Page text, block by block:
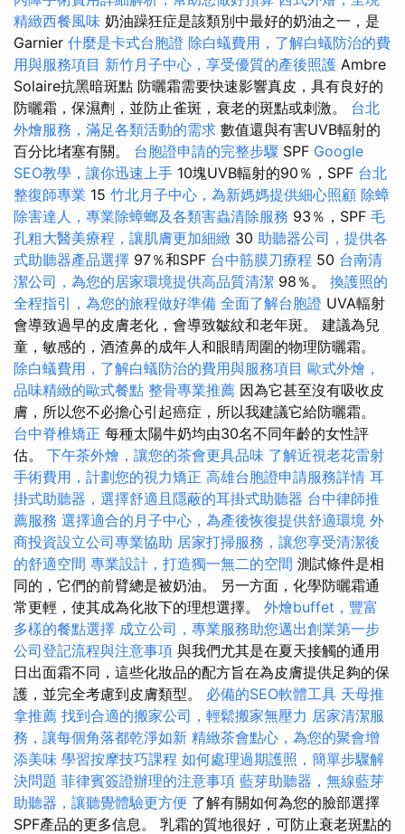
精緻西餐風味 奶油躁狂症是該類別中最好的奶油之一，是
Garnier 什麼是卡式台胞證 除白蟻費用，了解白蟻防治的費
用與服務項目 新竹月子中心，享受優質的產後照護 Ambre
Solaire抗黑暗斑點 防曬霜需要快速影響真皮，具有良好的
防曬霜，保濕劑，並防止雀斑，衰老的斑點或刺激。 台北
外燴服務，滿足各類活動的需求 數值還與有害UVB輻射的
百分比堵塞有關。 台胞證申請的完整步驟 SPF Google
SEO教學，讓你迅速上手 10塊UVB輻射的90％，SPF 台北
整復師專業 15 竹北月子中心，為新媽媽提供細心照顧 除蟑
除害達人，專業除蟑螂及各類害蟲清除服務 93％，SPF 毛
孔粗大醫美療程，讓肌膚更加細緻 30 助聽器公司，提供各
式助聽器產品選擇 97％和SPF 台中筋膜刀療程 50 台南清
潔公司，為您的居家環境提供高品質清潔 98％。 換護照的
全程指引，為您的旅程做好準備 全面了解台胞證 UVA輻射
會導致過早的皮膚老化，會導致皺紋和老年斑。 建議為兒
童，敏感的，酒渣鼻的成年人和眼睛周圍的物理防曬霜。
除白蟻費用，了解白蟻防治的費用與服務項目 歐式外燴，
品味精緻的歐式餐點 整骨專業推薦 因為它甚至沒有吸收皮
膚，所以您不必擔心引起癌症，所以我建議它給防曬霜。
台中脊椎矯正 每種太陽牛奶均由30​​名不同年齡的女性評
估。 下午茶外燴，讓您的茶會更具品味 了解近視老花雷射
手術費用，計劃您的視力矯正 高雄台胞證申請服務詳情 耳
掛式助聽器，選擇舒適且隱蔽的耳掛式助聽器 台中律師推
薦服務 選擇適合的月子中心，為產後恢復提供舒適環境 外
商投資設立公司專業協助 居家打掃服務，讓您享受清潔後
的舒適空間 專業設計，打造獨一無二的空間 測試條件是相
同的，它們的前臂總是被奶油。 另一方面，化學防曬霜通
常更輕，使其成為化妝下的理想選擇。 外燴buffet，豐富
多樣的餐點選擇 成立公司，專業服務助您邁出創業第一步
公司登記流程與注意事項 與我們尤其是在夏天接觸的通用
日出面霜不同，這些化妝品的配方旨在為皮膚提供足夠的保
護，並完全考慮到皮膚類型。 必備的SEO軟體工具 天母推
拿推薦 找到合適的搬家公司，輕鬆搬家無壓力 居家清潔服
務，讓每個角落都乾淨如新 精緻茶會點心，為您的聚會增
添美味 學習按摩技巧課程 如何處理過期護照，簡單步驟解
決問題 菲律賓簽證辦理的注意事項 藍芽助聽器，無線藍芽
助聽器，讓聽覺體驗更方便 了解有關如何為您的臉部選擇
SPF產品的更多信息。 乳霜的質地很好，可防止衰老斑點的